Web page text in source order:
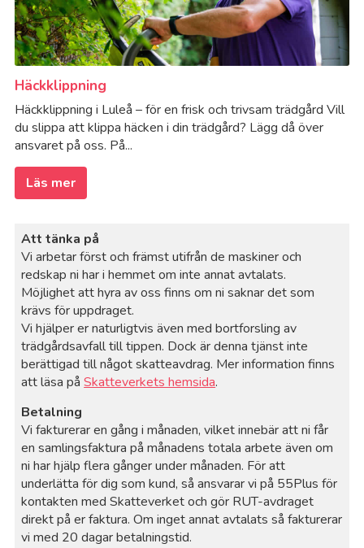
Häckklippning
Häckklippning i Luleå – för en frisk och trivsam trädgård Vill
du slippa att klippa häcken i din trädgård? Lägg då över
ansvaret på oss. På...
Läs mer
Att tänka på
Vi arbetar först och främst utifrån de maskiner och
redskap ni har i hemmet om inte annat avtalats.
Möjlighet att hyra av oss finns om ni saknar det som
krävs för uppdraget.
Vi hjälper er naturligtvis även med bortforsling av
trädgårdsavfall till tippen. Dock är denna tjänst inte
berättigad till något skatteavdrag. Mer information finns
att läsa påSkatteverkets hemsida.
Betalning
Vi fakturerar en gång i månaden, vilket innebär att ni får
en samlingsfaktura på månadens totala arbete även om
ni har hjälp flera gånger under månaden. För att
underlätta för dig som kund, så ansvarar vi på 55Plus för
kontakten med Skatteverket och gör RUT-avdraget
direkt på er faktura. Om inget annat avtalats så fakturerar
vi med 20 dagar betalningstid.